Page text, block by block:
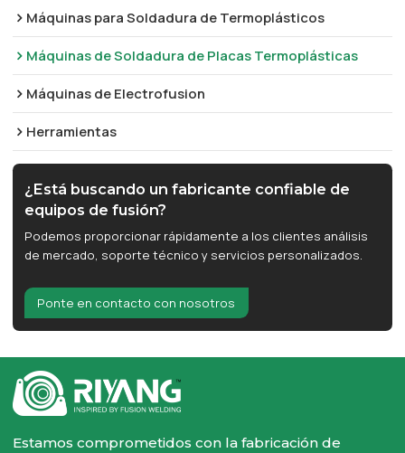
Máquinas para Soldadura de Termoplásticos
Máquinas de Soldadura de Placas Termoplásticas
Máquinas de Electrofusion
Herramientas
¿Está buscando un fabricante confiable de
equipos de fusión?
Podemos proporcionar rápidamente a los clientes análisis
de mercado, soporte técnico y servicios personalizados.
Ponte en contacto con nosotros
Estamos comprometidos con la fabricación de